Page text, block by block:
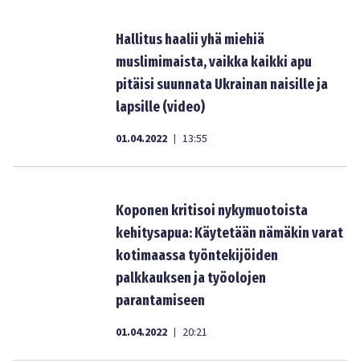
Hallitus haalii yhä miehiä
muslimimaista, vaikka kaikki apu
pitäisi suunnata Ukrainan naisille ja
lapsille (video)
01.04.2022 | 13:55
Koponen kritisoi nykymuotoista
kehitysapua: Käytetään nämäkin varat
kotimaassa työntekijöiden
palkkauksen ja työolojen
parantamiseen
01.04.2022 | 20:21